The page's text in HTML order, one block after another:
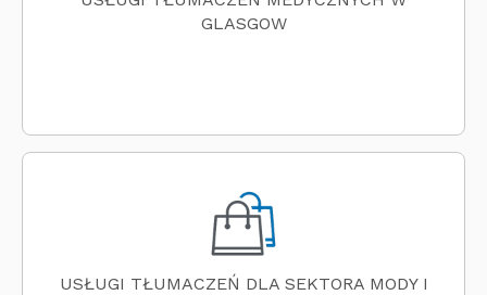
GLASGOW
USŁUGI TŁUMACZEŃ DLA SEKTORA MODY I